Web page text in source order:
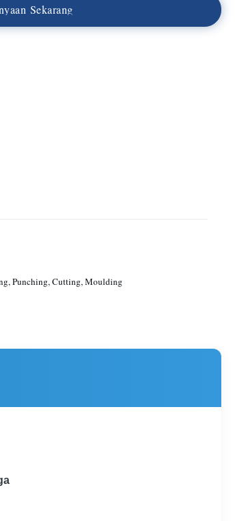
yaan Sekarang
Punching, Cutting, Moulding